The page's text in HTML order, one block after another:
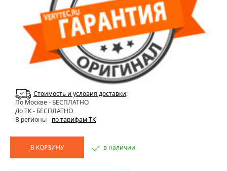
Стоимость и условия доставки:
По Москве- БЕСПЛАТНО
До ТК - БЕСПЛАТНО
В регионы - по тарифам ТК
В КОРЗИНУ в наличии